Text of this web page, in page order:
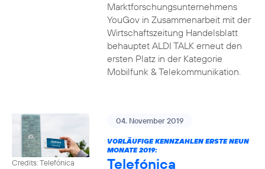
Marktforschungsunternehmens
YouGov in Zusammenarbeit mit der
Wirtschaftszeitung Handelsblatt
behauptet ALDI TALK erneut den
ersten Platz in der Kategorie
Mobilfunk & Telekommunikation.
Credits: Telefónica
04. November 2019
VORLÄUFIGE KENNZAHLEN ERSTE NEUN
MONATE 2019:
Telefónica